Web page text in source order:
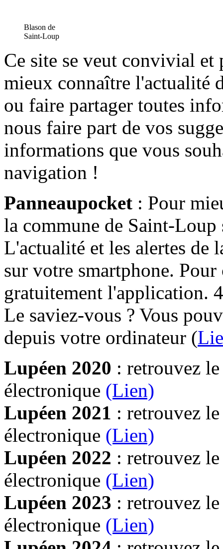
Blason de
Saint-Loup
Ce site se veut convivial et
mieux connaître l'actualité
ou faire partager toutes
nous faire part de vos
informations que vous
navigation !
Panneaupocket : Pour
la commune de Saint-Loup
L'actualité et les alertes de
sur votre smartphone.
gratuitement l'application.
Le saviez-vous ? Vous
depuis votre ordinateur (
Lupéen 2020 : retrouvez
électronique (Lien)
Lupéen 2021 : retrouvez
électronique (Lien)
Lupéen 2022 : retrouvez
électronique (Lien)
Lupéen 2023 : retrouvez
électronique (Lien)